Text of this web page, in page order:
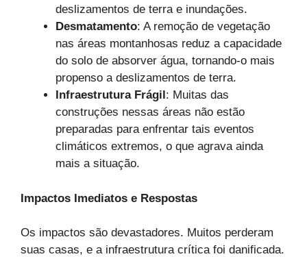
deslizamentos de terra e inundações.
Desmatamento: A remoção de vegetação
nas áreas montanhosas reduz a capacidade
do solo de absorver água, tornando-o mais
propenso a deslizamentos de terra.
Infraestrutura Frágil : Muitas das
construções nessas áreas não estão
preparadas para enfrentar tais eventos
climáticos extremos, o que agrava ainda
mais a situação.
Impactos Imediatos e Respostas
Os impactos são devastadores. Muitos perderam
suas casas, e a infraestrutura crítica foi danificada.